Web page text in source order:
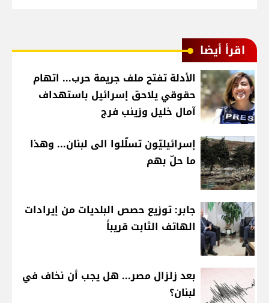
اقرأ أيضا
الأدلة تفتح ملف جريمة حرب... اتهام
حقوقي يلاحق إسرائيل باستهداف
آمال خليل وزينب فرج
إسرائيليّون تسلّلوا الى لبنان... وهذا
ما حلّ بهم
جابر: توزيع حصص البلديات من إيرادات
الهاتف الثابت قريباً
بعد زلزال مصر... هل يجب أن نخاف في
لبنان؟